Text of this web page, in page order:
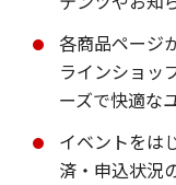
各商品ページ
ラインショッ
ーズで快適な
イベントをは
済・申込状況